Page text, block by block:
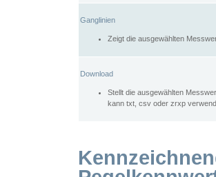
Ganglinien
Zeigt die ausgewählten
Download
Stellt die ausgewählten
kann txt, csv oder zrxp